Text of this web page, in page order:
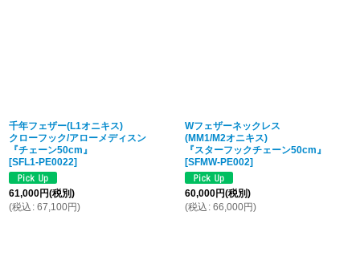
千年フェザー(L1オニキス)
クローフック/アローメディスン
『チェーン50cm』
[SFL1-PE0022]
61,000円(税別)
(税込 : 67,100円)
Wフェザーネックレス
(MM1/M2オニキス)
『スターフックチェーン50cm』
[SFMW-PE002]
60,000円(税別)
(税込 : 66,000円)